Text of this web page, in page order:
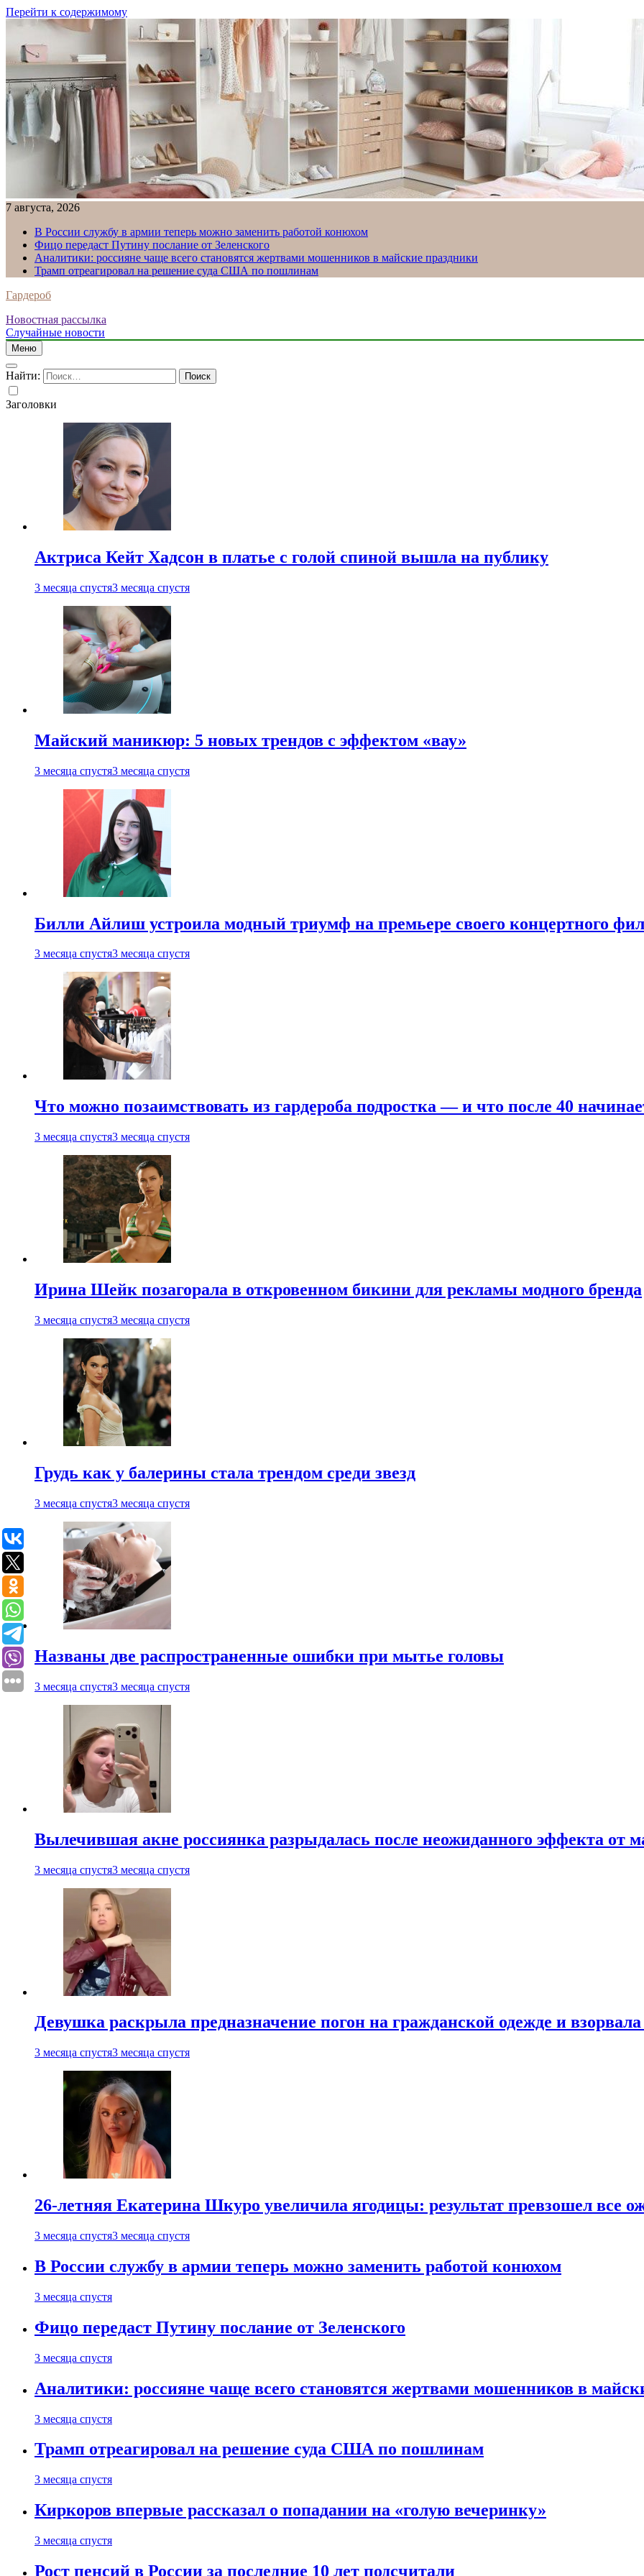
Перейти к содержимому
7 августа, 2026
В России службу в армии теперь можно заменить работой конюхом
Фицо передаст Путину послание от Зеленского
Аналитики: россияне чаще всего становятся жертвами мошенников в майские праздники
Трамп отреагировал на решение суда США по пошлинам
Гардероб
Новостная рассылка
Случайные новости
Меню
Найти:
Заголовки
Актриса Кейт Хадсон в платье с голой спиной вышла на публику
3 месяца спустя3 месяца спустя
Майский маникюр: 5 новых трендов с эффектом «вау»
3 месяца спустя3 месяца спустя
Билли Айлиш устроила модный триумф на премьере своего концертного
3 месяца спустя3 месяца спустя
Что можно позаимствовать из гардероба подростка — и что после 40
3 месяца спустя3 месяца спустя
Ирина Шейк позагорала в откровенном бикини для рекламы модного бренда
3 месяца спустя3 месяца спустя
Грудь как у балерины стала трендом среди звезд
3 месяца спустя3 месяца спустя
Названы две распространенные ошибки при мытье головы
3 месяца спустя3 месяца спустя
Вылечившая акне россиянка разрыдалась после неожиданного эффекта от
3 месяца спустя3 месяца спустя
Девушка раскрыла предназначение погон на гражданской одежде и взорвала
3 месяца спустя3 месяца спустя
26-летняя Екатерина Шкуро увеличила ягодицы: результат превзошел все
3 месяца спустя3 месяца спустя
В России службу в армии теперь можно заменить работой конюхом
3 месяца спустя
Фицо передаст Путину послание от Зеленского
3 месяца спустя
Аналитики: россияне чаще всего становятся жертвами мошенников в
3 месяца спустя
Трамп отреагировал на решение суда США по пошлинам
3 месяца спустя
Киркоров впервые рассказал о попадании на «голую вечеринку»
3 месяца спустя
Рост пенсий в России за последние 10 лет подсчитали